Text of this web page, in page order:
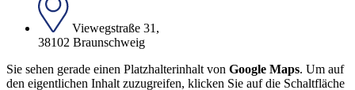
Viewegstraße 31,
38102 Braunschweig
Sie sehen gerade einen Platzhalterinhalt von Google Maps. Um auf
den eigentlichen Inhalt zuzugreifen, klicken Sie auf die Schaltfläche